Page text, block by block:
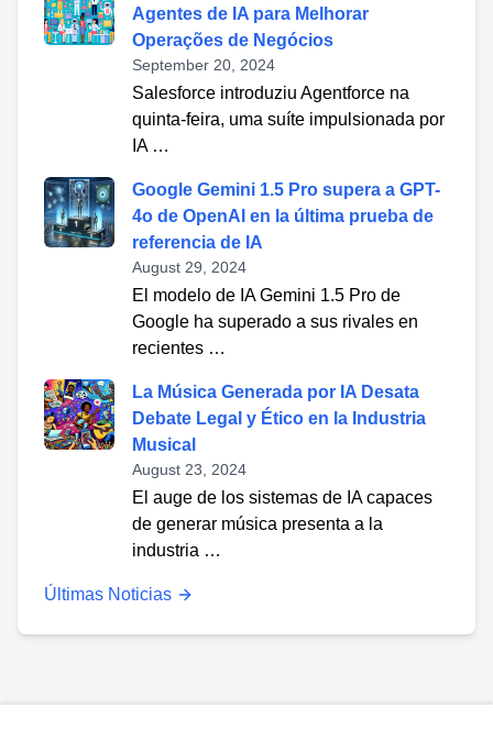
Agentes de IA para Melhorar
Operações de Negócios
September 20, 2024
Salesforce introduziu Agentforce na
quinta-feira, uma suíte impulsionada por
IA …
Google Gemini 1.5 Pro supera a GPT-
4o de OpenAI en la última prueba de
referencia de IA
August 29, 2024
El modelo de IA Gemini 1.5 Pro de
Google ha superado a sus rivales en
recientes …
La Música Generada por IA Desata
Debate Legal y Ético en la Industria
Musical
August 23, 2024
El auge de los sistemas de IA capaces
de generar música presenta a la
industria …
Últimas Noticias